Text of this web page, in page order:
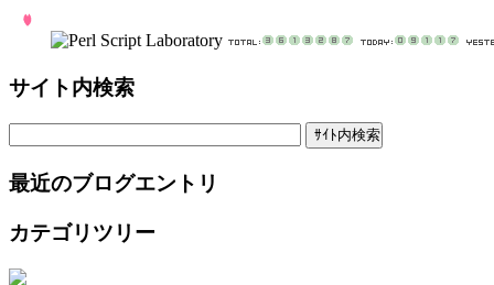
サイト内検索
最近のブログエントリ
カテゴリツリー